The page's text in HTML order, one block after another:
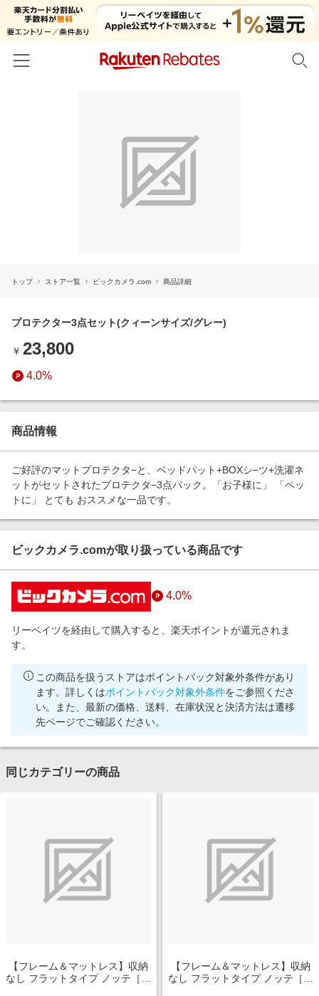
ファッション・インナー・小物
キッズ・ベビー用品
エンタメ
スポーツ・アウトドア・ゴルフ
インテリア・寝具
ペット・花・DIY・車
金融・マネー・保険
デジタルコンテンツ
電子書籍特集
旅行特集
わくわく夏特集
とことん買い物チャレンジ
Apple公式サイト×楽天カード分割払い
Qoo10メガポ
Samsung ボーナスキャンペーン
週末の高還元 夏の長期版
トップ ストア一覧 ビックカメラ.com 商品詳細
プロテクター3点セット(クィーンサイズ/グレー)
￥ 23,800
4.0%
商品情報
ご好評のマットプロテクタ−と、ベッドパット+BOXシ−ツ+洗濯ネ
ットがセットされたプロテクタ−3点パック。「お子様に」 「ペッ
トに」 とても おススメな一品です。
ビックカメラ.comが取り扱っている商品です
4.0%
リーベイツを経由して購入すると、楽天ポイントが還元されま
す。
この商品を扱うストアはポイントバック対象外条件があり
ます。詳しくはポイントバック対象外条件をご参照くださ
い。また、最新の価格、送料、在庫状況と決済方法は遷移
先ページでご確認ください。
同じカテゴリーの商品
【フレーム＆マットレス】収納
なし フラットタイプ ノッテ［レ
【フレーム＆マットレス】収納
なし フラットタイプ ノッテ［レ